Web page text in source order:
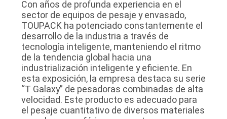
Con años de profunda experiencia en el
sector de equipos de pesaje y envasado,
TOUPACK ha potenciado constantemente el
desarrollo de la industria a través de
tecnología inteligente, manteniendo el ritmo
de la tendencia global hacia una
industrialización inteligente y eficiente. En
esta exposición, la empresa destaca su serie
“T Galaxy” de pesadoras combinadas de alta
velocidad. Este producto es adecuado para
el pesaje cuantitativo de diversos materiales